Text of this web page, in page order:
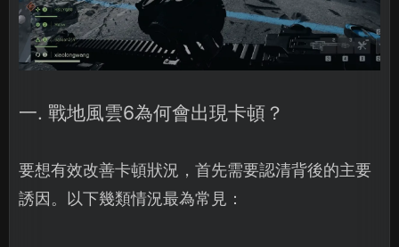
一. 戰地風雲6為何會出現卡頓？
要想有效改善卡頓狀況，首先需要認清背後的主要
誘因。以下幾類情況最為常見：